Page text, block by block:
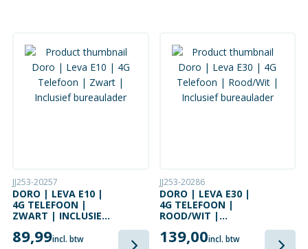
JJ253-20257
DORO | LEVA E10 |
4G TELEFOON |
ZWART | INCLUSIEF
89,99incl. btw
JJ253-20286
DORO | LEVA E30 |
4G TELEFOON |
ROOD/WIT |
BUREAULADER
139,00incl. btw